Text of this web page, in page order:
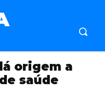
origem a
saúde